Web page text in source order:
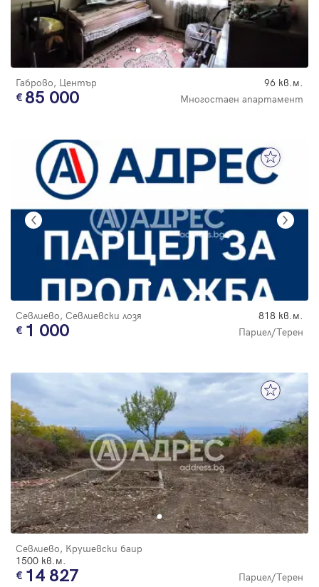
Габрово, Център 96 кв.м.
85 000 Многостаен апартамент
Севлиево, Севлиевски лозя 818 кв.м.
1 000 Парцел/Терен
Севлиево, Крушевски баир
1500 кв.м.
14 827 Парцел/Терен